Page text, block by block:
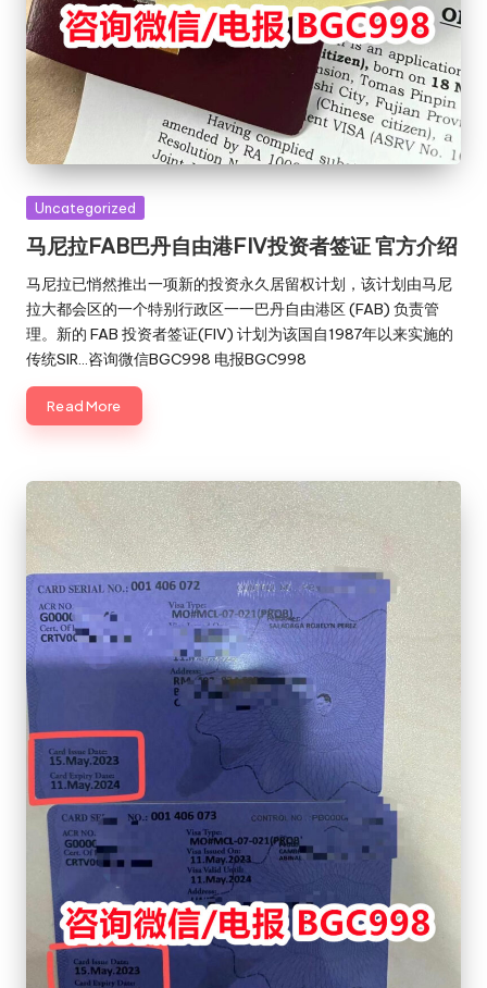
Posted
Uncategorized
马尼拉FAB巴丹自由港FIV投资者签证 官方介绍
马尼拉已悄然推出一项新的投资永久居留权计划，该计划由马尼
拉大都会区的一个特别行政区一一巴丹自由港区 (FAB) 负责管
理。新的 FAB 投资者签证(FIV) 计划为该国自1987年以来实施的
传统SIR…咨询微信BGC998 电报BGC998
Read More